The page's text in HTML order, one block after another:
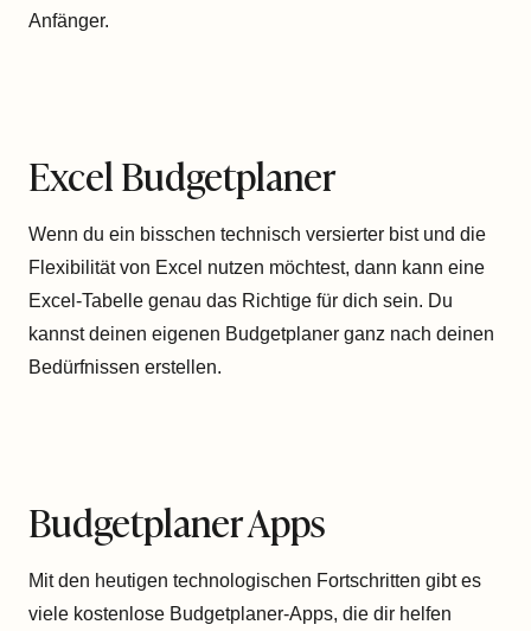
Anfänger.
Excel Budgetplaner
Wenn du ein bisschen technisch versierter bist und die
Flexibilität von Excel nutzen möchtest, dann kann eine
Excel-Tabelle genau das Richtige für dich sein. Du
kannst deinen eigenen Budgetplaner ganz nach deinen
Bedürfnissen erstellen.
Budgetplaner Apps
Mit den heutigen technologischen Fortschritten gibt es
viele kostenlose Budgetplaner-Apps, die dir helfen